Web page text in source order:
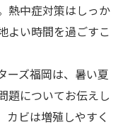
熱中症対策はしっか
よい時間を過ごすこ
ーズ福岡は、暑い夏
題についてお伝えし
カビは増殖しやすく